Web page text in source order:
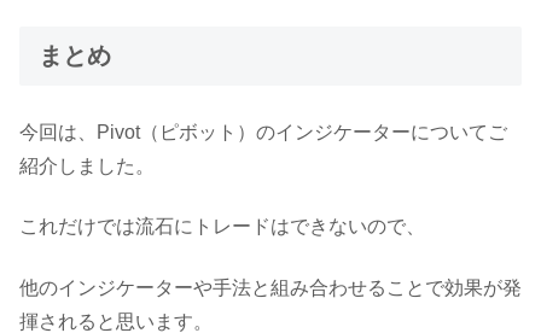
まとめ
今回は、Pivot（ピボット）のインジケーターについてご
紹介しました。
これだけでは流石にトレードはできないので、
他のインジケーターや手法と組み合わせることで効果が発
揮されると思います。